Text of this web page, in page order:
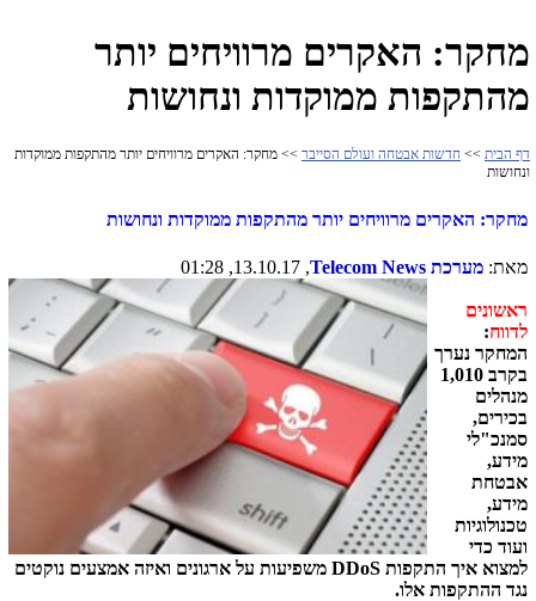
מחקר: האקרים מרוויחים יותר
מהתקפות ממוקדות ונחושות
דף הבית >> חדשות אבטחה ועולם הסייבר >> מחקר: האקרים מרוויחים יותר מהתקפות ממוקדות
ונחושות
מחקר: האקרים מרוויחים יותר מהתקפות ממוקדות ונחושות
מאת: מערכת Telecom News
, 13.10.17, 01:28
ראשונים
לדווח:
המחקר נערך
בקרב 1,010
מנהלים
בכירים,
סמנכ"לי
מידע,
אבטחת
מידע,
טכנולוגיות
ועוד כדי
למצוא איך התקפות DDoS משפיעות על ארגונים ואיזה אמצעים נוקטים
נגד ההתקפות אלו.